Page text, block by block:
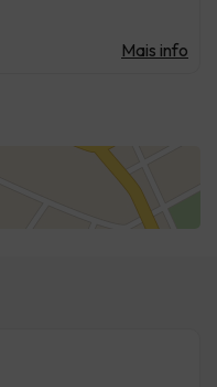
Mais info